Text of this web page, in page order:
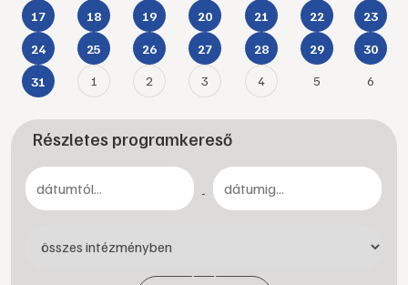
17 18 19 20 21 22 23
24 25 26 27 28 29 30
31 1 2 3 4 5 6
Részletes programkereső
-